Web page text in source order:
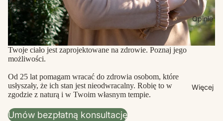
Opinie
Więcej
Twoje ciało jest zaprojektowane na zdrowie. Poznaj jego
możliwości.
Od 25 lat pomagam wracać do zdrowia osobom, które
usłyszały, że ich stan jest nieodwracalny. Robię to w
zgodzie z naturą i w Twoim własnym tempie.
Umów bezpłatną konsultację